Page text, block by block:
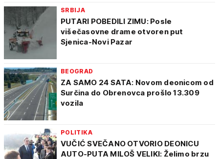
SRBIJA
PUTARI POBEDILI ZIMU: Posle
višečasovne drame otvoren put
Sjenica-Novi Pazar
BEOGRAD
ZA SAMO 24 SATA: Novom deonicom od
Surčina do Obrenovca prošlo 13.309
vozila
POLITIKA
VUČIĆ SVEČANO OTVORIO DEONICU
AUTO-PUTA MILOŠ VELIKI: Želimo brzu